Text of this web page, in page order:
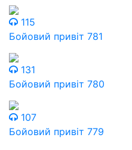
115
Бойовий привіт 781
131
Бойовий привіт 780
107
Бойовий привіт 779